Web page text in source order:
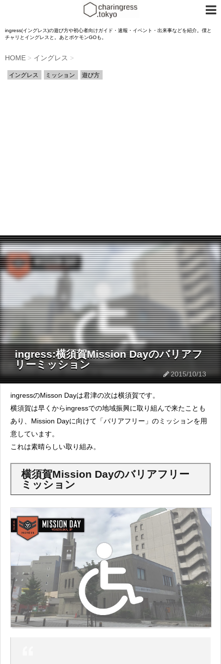
ingress(イングレス)の遊び方や初心者向けガイド・速報・イベント・出来事などを紹介。僕と
チャリとイングレスと。あとポケモンGOも。
HOME > イングレス >
イングレス ミッション 遊び方
ingress:横須賀Mission Dayのバリアフ
リーミッション
2015/10/13
ingressのMisson Dayは君津の次は横須賀です。
横須賀は早くからingressでの地域振興に取り組んで来たことも
あり、Mission Dayに向けて「バリアフリー」のミッションを用
意しています。
これは素晴らしい取り組み。
横須賀Mission Dayのバリアフリー
ミッション